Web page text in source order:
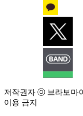
저작권자 ⓒ 브라보마
이용 금지